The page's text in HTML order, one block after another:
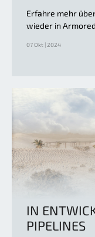
Erfahre mehr
wieder in
07 Okt | 2024
IN
PIPELINES